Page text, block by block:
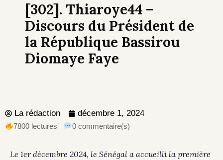
[302]. Thiaroye44 –
Discours du Président de
la République Bassirou
Diomaye Faye
La rédaction décembre 1, 2024
7800 lectures 0 commentaire(s)
Le 1er décembre 2024, le Sénégal a accueilli la première